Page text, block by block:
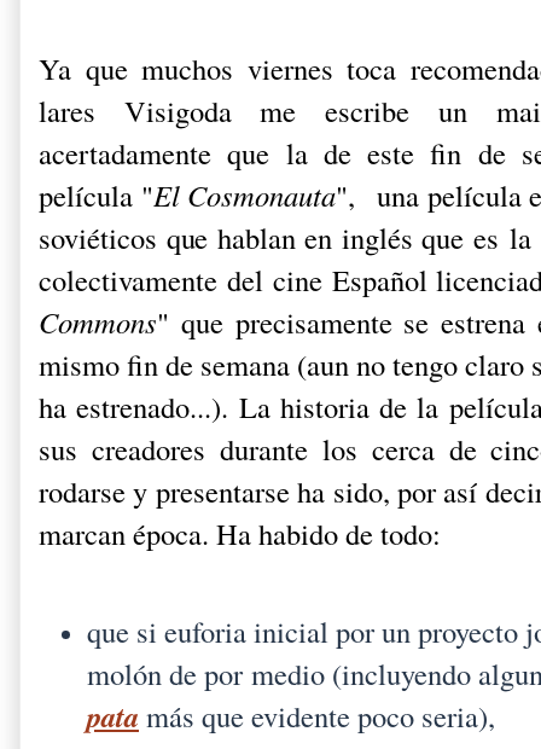
Ya que muchos viernes toca
lares Visigoda me escribe un mail
acertadamente que la de este fin de
película "El Cosmonauta", una película
soviéticos que hablan en inglés que es la
colectivamente del cine Español
Commons" que precisamente se
mismo fin de semana (aun no tengo claro
ha estrenado...). La historia de la
sus creadores durante los cerca de
rodarse y presentarse ha sido, por así
marcan época. Ha habido de todo:
que si euforia inicial por un proyecto
molón de por medio (incluyendo
pata más que evidente poco seria),